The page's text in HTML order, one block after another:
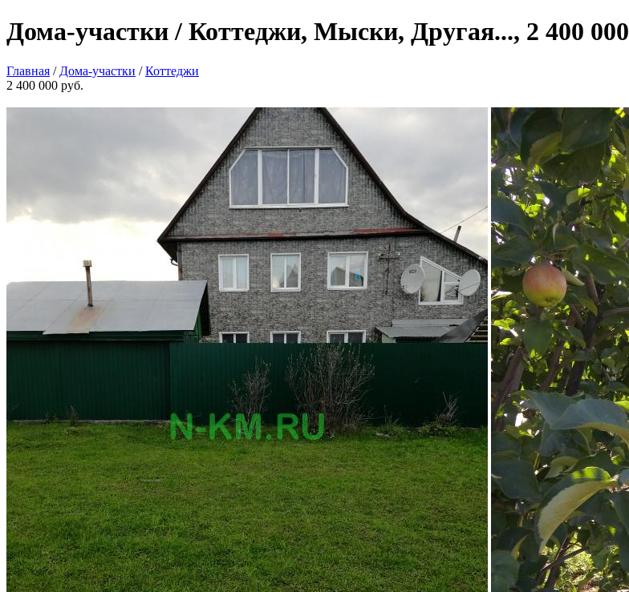
Дома-участки / Коттеджи, Мыски, Другая..., 2 400 000
Главная / Дома-участки /Коттеджи
2 400 000 руб.